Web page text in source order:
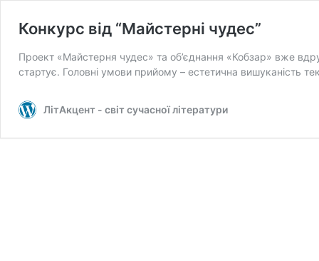
Конкурс від “Майстерні чудес”
Проект «Майстерня чудес» та об’єднання «Кобзар» вже
стартує. Головні умови прийому – естетична вишуканість
ЛітАкцент - світ сучасної літератури